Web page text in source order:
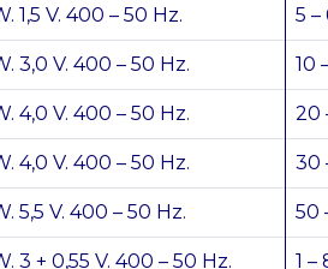
1,5 V. 400 – 50 Hz. 5 –
3,0 V. 400 – 50 Hz. 10
4,0 V. 400 – 50 Hz. 20
4,0 V. 400 – 50 Hz. 30
5,5 V. 400 – 50 Hz. 50
3 + 0,55 V. 400 – 50 Hz. 1 –